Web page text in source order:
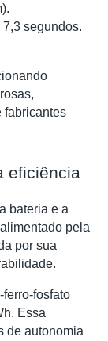
segundos.
fabricantes
eficiência
bateria e a
pela
por sua
fosfato
Essa
de autonomia